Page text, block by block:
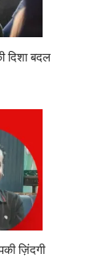
दिशा बदल
ज़िंदगी